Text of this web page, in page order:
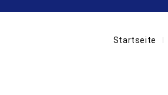
Startseite